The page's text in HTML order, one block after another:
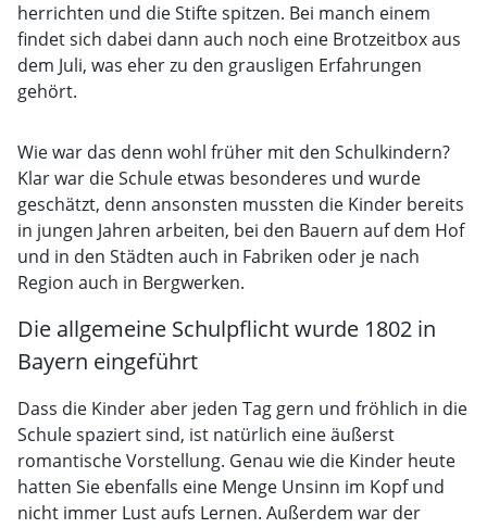
herrichten und die Stifte spitzen. Bei manch einem
findet sich dabei dann auch noch eine Brotzeitbox aus
dem Juli, was eher zu den grausligen Erfahrungen
gehört.
Wie war das denn wohl früher mit den Schulkindern?
Klar war die Schule etwas besonderes und wurde
geschätzt, denn ansonsten mussten die Kinder bereits
in jungen Jahren arbeiten, bei den Bauern auf dem Hof
und in den Städten auch in Fabriken oder je nach
Region auch in Bergwerken.
Die allgemeine Schulpflicht wurde 1802 in
Bayern eingeführt
Dass die Kinder aber jeden Tag gern und fröhlich in die
Schule spaziert sind, ist natürlich eine äußerst
romantische Vorstellung. Genau wie die Kinder heute
hatten Sie ebenfalls eine Menge Unsinn im Kopf und
nicht immer Lust aufs Lernen. Außerdem war der